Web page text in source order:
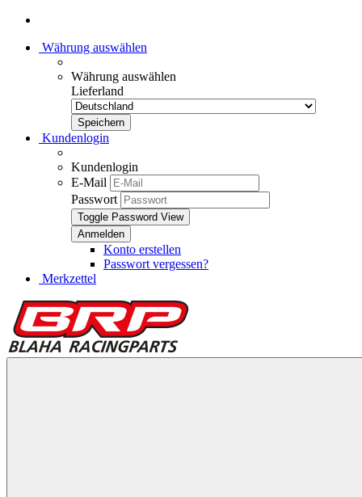
Währung auswählen
Währung auswählen
Lieferland
Kundenlogin
Kundenlogin
E-Mail
Passwort
Toggle Password View
Konto erstellen
Passwort vergessen?
Merkzettel